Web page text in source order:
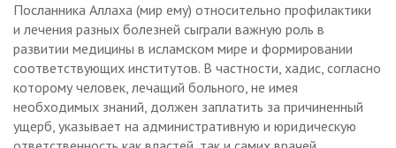
Посланника Аллаха (мир ему) относительно профилактики
и лечения разных болезней сыграли важную роль в
развитии медицины в исламском мире и формировании
соответствующих институтов. В частности, хадис, согласно
которому человек, лечащий больного, не имея
необходимых знаний, должен заплатить за причиненный
ущерб, указывает на административную и юридическую